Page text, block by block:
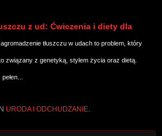
z ud: Ćwiczenia i diety dla
tłuszczu w udach to problem, który
związany z genetyką, stylem życia oraz dietą.
URODA I ODCHUDZANIE